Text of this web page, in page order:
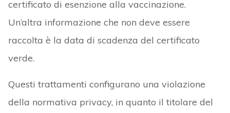
certificato di esenzione alla vaccinazione.
Un’altra informazione che non deve essere
raccolta è la data di scadenza del certificato
verde.
Questi trattamenti configurano una violazione
della normativa privacy, in quanto il titolare del